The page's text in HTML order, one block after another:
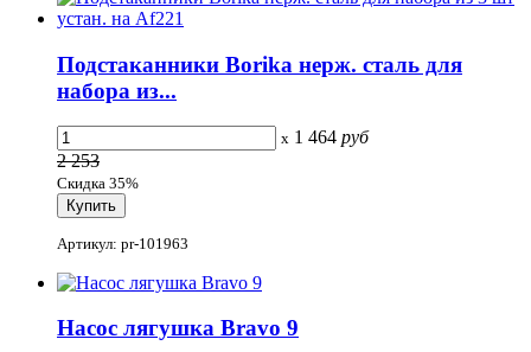
Подстаканники Borika нерж. сталь для
набора из...
x 1 464 руб
2 253
Скидка 35%
Артикул: pr-101963
Насос лягушка Bravo 9